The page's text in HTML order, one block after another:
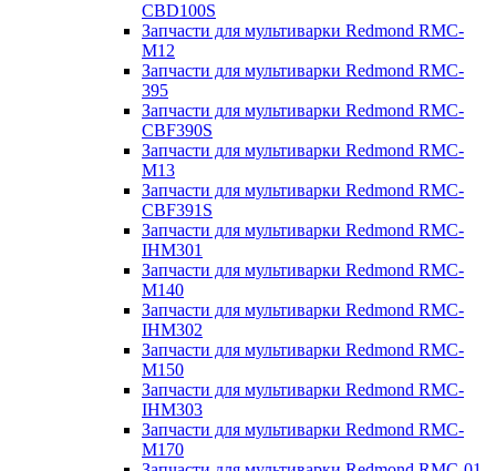
CBD100S
Запчасти для мультиварки Redmond RMC-
M12
Запчасти для мультиварки Redmond RMC-
395
Запчасти для мультиварки Redmond RMC-
CBF390S
Запчасти для мультиварки Redmond RMC-
M13
Запчасти для мультиварки Redmond RMC-
CBF391S
Запчасти для мультиварки Redmond RMC-
IHM301
Запчасти для мультиварки Redmond RMC-
M140
Запчасти для мультиварки Redmond RMC-
IHM302
Запчасти для мультиварки Redmond RMC-
M150
Запчасти для мультиварки Redmond RMC-
IHM303
Запчасти для мультиварки Redmond RMC-
M170